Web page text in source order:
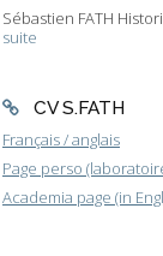
Sébastien FATH
suite
CV S.FATH
Français / anglais
Page perso
Academia page (in